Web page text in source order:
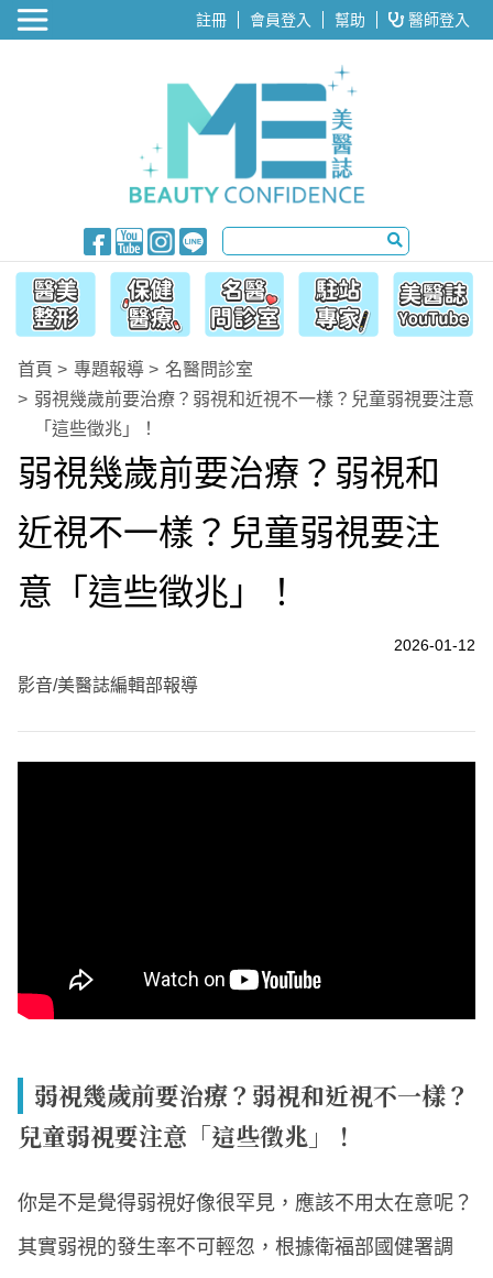
醫美整形 註冊 會員登入 幫助 醫師登入
首頁 專題報導
名醫問診室
弱視幾歲前要治療？弱視和近視不一樣？兒童弱視要注意
「這些徵兆」！
弱視幾歲前要治療？弱視和
近視不一樣？兒童弱視要注
意「這些徵兆」！
2026-01-12
影音/美醫誌編輯部報導
弱視幾歲前要治療？弱視和近視不一樣？
兒童弱視要注意「這些徵兆」！
你是不是覺得弱視好像很罕見，應該不用太在意呢？
其實弱視的發生率不可輕忽，根據衛福部國健署調